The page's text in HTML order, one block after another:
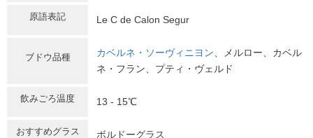
原語表記 Le C de Calon Segur
ブドウ品種 カベルネ・ソーヴィニヨン 、メルロー、カベル
ネ・フラン、プティ・ヴェルド
飲みごろ温度 13 - 15℃
おすすめグラス ボルドーグラス